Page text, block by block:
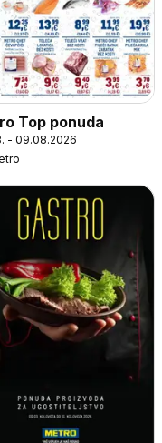
Top ponuda
- 09.08.2026